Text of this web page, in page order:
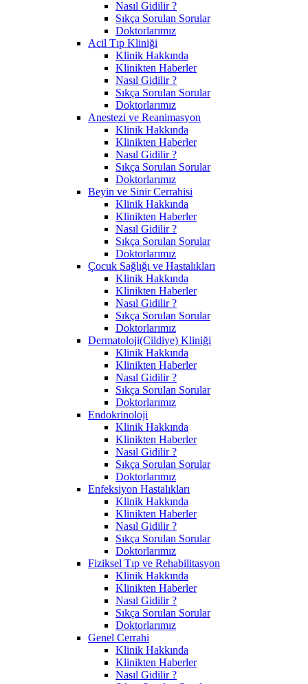
Nasıl Gidilir ?
Sıkça Sorulan Sorular
Doktorlarımız
Acil Tıp Kliniği
Klinik Hakkında
Klinikten Haberler
Nasıl Gidilir ?
Sıkça Sorulan Sorular
Doktorlarımız
Anestezi ve Reanimasyon
Klinik Hakkında
Klinikten Haberler
Nasıl Gidilir ?
Sıkça Sorulan Sorular
Doktorlarımız
Beyin ve Sinir Cerrahisi
Klinik Hakkında
Klinikten Haberler
Nasıl Gidilir ?
Sıkça Sorulan Sorular
Doktorlarımız
Çocuk Sağlığı ve Hastalıkları
Klinik Hakkında
Klinikten Haberler
Nasıl Gidilir ?
Sıkça Sorulan Sorular
Doktorlarımız
Dermatoloji(Cildiye) Kliniği
Klinik Hakkında
Klinikten Haberler
Nasıl Gidilir ?
Sıkça Sorulan Sorular
Doktorlarımız
Endokrinoloji
Klinik Hakkında
Klinikten Haberler
Nasıl Gidilir ?
Sıkça Sorulan Sorular
Doktorlarımız
Enfeksiyon Hastalıkları
Klinik Hakkında
Klinikten Haberler
Nasıl Gidilir ?
Sıkça Sorulan Sorular
Doktorlarımız
Fiziksel Tıp ve Rehabilitasyon
Klinik Hakkında
Klinikten Haberler
Nasıl Gidilir ?
Sıkça Sorulan Sorular
Doktorlarımız
Genel Cerrahi
Klinik Hakkında
Klinikten Haberler
Nasıl Gidilir ?